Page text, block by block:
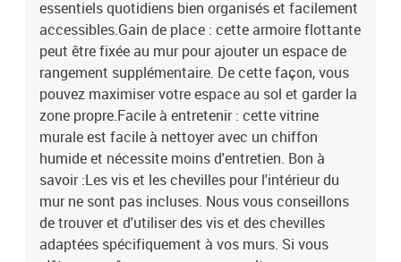
essentiels quotidiens bien organisés et facilement
accessibles.Gain de place : cette armoire flottante
peut être fixée au mur pour ajouter un espace de
rangement supplémentaire. De cette façon, vous
pouvez maximiser votre espace au sol et garder la
zone propre.Facile à entretenir : cette vitrine
murale est facile à nettoyer avec un chiffon
humide et nécessite moins d'entretien. Bon à
savoir :Les vis et les chevilles pour l'intérieur du
mur ne sont pas incluses. Nous vous conseillons
de trouver et d'utiliser des vis et des chevilles
adaptées spécifiquement à vos murs. Si vous